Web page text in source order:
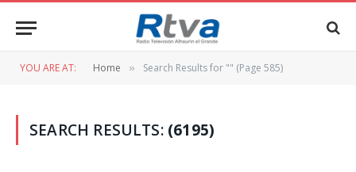
YOU ARE AT: Home » Search Results for "" (Page 585)
SEARCH RESULTS: (6195)